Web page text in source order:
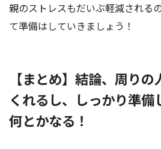
親のストレスもだいぶ軽減される
て準備はしていきましょう！
【まとめ】結論、周り
くれるし、しっかり準備
何とかなる！